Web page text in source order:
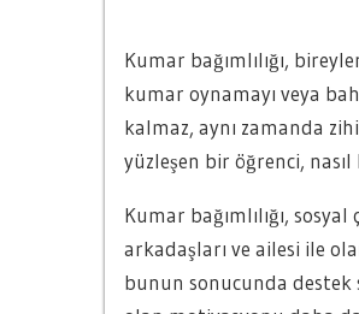
Kumar bağımlılığı,
kumar oynamayı veya
kalmaz, aynı zamanda
yüzleşen bir öğrenci,
Kumar bağımlılığı,
arkadaşları ve ailesi ile
bunun sonucunda